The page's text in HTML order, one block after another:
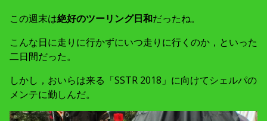
この週末は絶好のツーリング日和だったね。
こんな日に走りに行かずにいつ走りに行くのか，といった
二日間だった。
しかし，おいらは来る「SSTR 2018」に向けてシェルパの
メンテに勤しんだ。